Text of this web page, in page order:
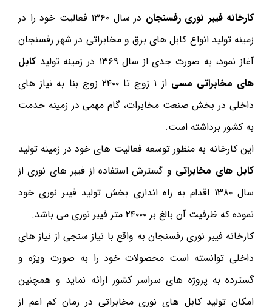
کارخانه فیبر نوری رفسنجان
در سال ۱۳۶۰ فعالیت خود را در
زمینه تولید انواع کابل های برق و مخابراتی در شهر رفسنجان
آغاز نمود، به صورت جدی از سال ۱۳۶۹ در زمینه تولید
کابل
های مخابراتی مسی
از ۱ زوج تا ۲۴۰۰ زوج بنا به نیاز های
داخلی در بخش صنعت مخابرات، گام مهمی در زمینه خدمت
به کشور برداشته است.
این کارخانه به منظور توسعه فعالیت های خود در زمینه تولید
کابل های مخابراتی و گسترش استفاده از فیبر های نوری از
سال ۱۳۸۰ اقدام به راه اندازی بخش تولید فیبر نوری خود
نموده که ظرفیت آن بالغ بر ۲۴۰۰۰ متر فیبر نوری می باشد.
کارخانه فیبر نوری رفسنجان به واقع با نیاز سنجی از نیاز های
داخلی توانسته است محصولات خود را به صورت ویژه و
گسترده به پروژه های سراسر کشور ارائه نماید و همچنین
امکان تولید کابل های نوری مخابراتی در زمان کم اعم از